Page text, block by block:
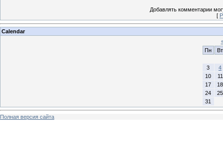
Добавлять комментарии
[
Calendar
Пн
Вт
3
4
10
11
17
18
24
25
31
Полная версия сайта